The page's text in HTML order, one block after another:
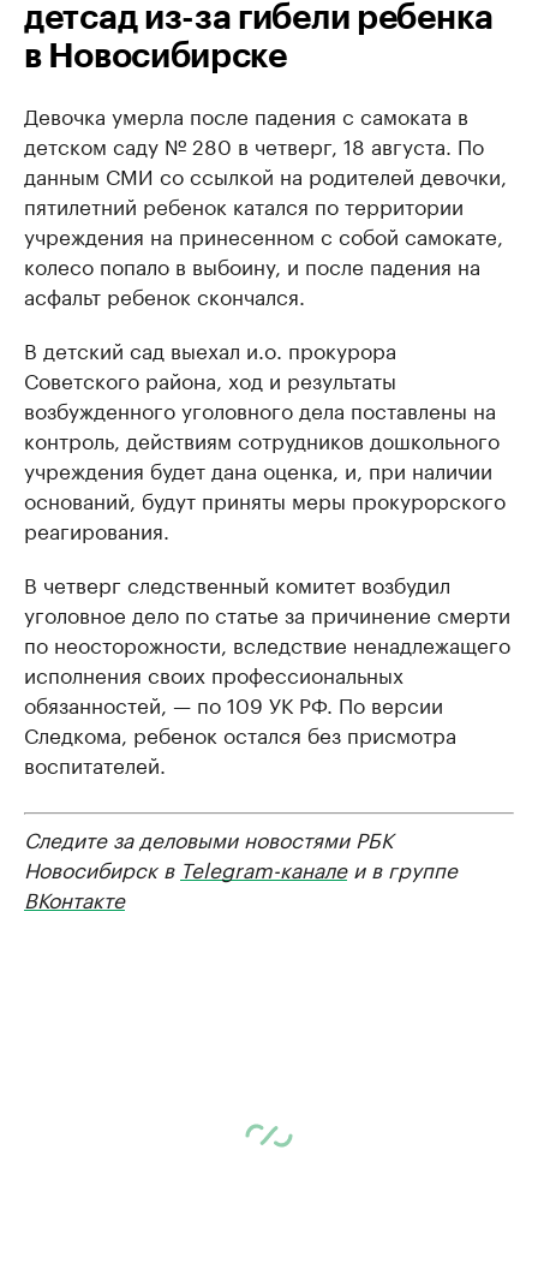
детсад из-за гибели ребенка
в Новосибирске
Девочка умерла после падения с самоката в
детском саду № 280 в четверг, 18 августа. По
данным СМИ со ссылкой на родителей девочки,
пятилетний ребенок катался по территории
учреждения на принесенном с собой самокате,
колесо попало в выбоину, и после падения на
асфальт ребенок скончался.
В детский сад выехал и.о. прокурора
Советского района, ход и результаты
возбужденного уголовного дела поставлены на
контроль, действиям сотрудников дошкольного
учреждения будет дана оценка, и, при наличии
оснований, будут приняты меры прокурорского
реагирования.
В четверг следственный комитет возбудил
уголовное дело по статье за причинение смерти
по неосторожности, вследствие ненадлежащего
исполнения своих профессиональных
обязанностей, — по 109 УК РФ. По версии
Следкома, ребенок остался без присмотра
воспитателей.
Следите за деловыми новостями РБК
Новосибирск в Telegram-каналеи в группе
ВКонтакте